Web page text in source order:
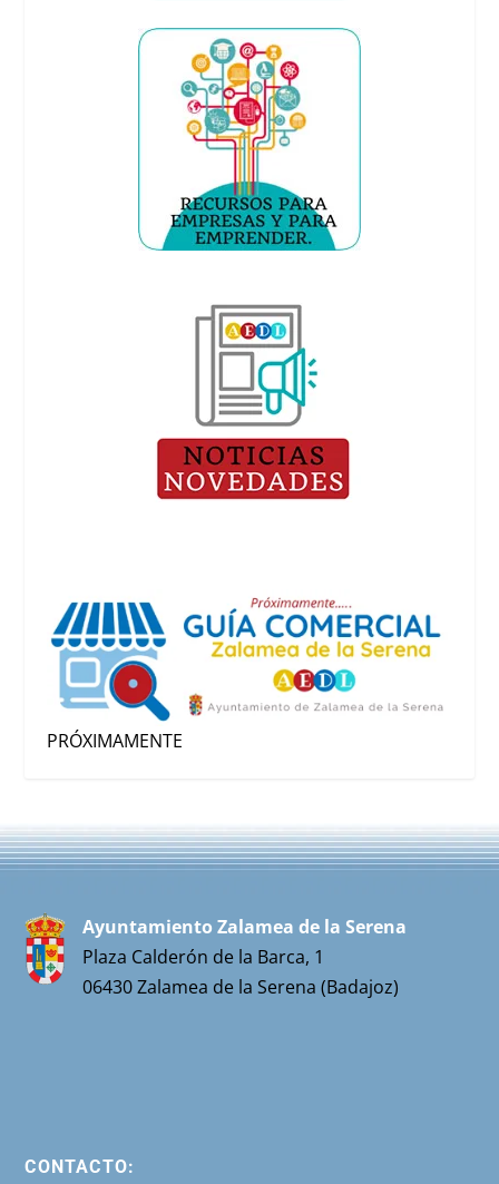
PRÓXIMAMENTE
Ayuntamiento Zalamea de la Serena
Plaza Calderón de la Barca, 1
06430 Zalamea de la Serena (Badajoz)
CONTACTO: